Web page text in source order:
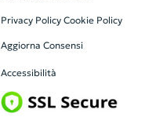
Privacy Policy Cookie Policy
Aggiorna Consensi
Accessibilità